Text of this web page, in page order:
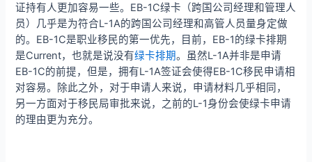
证持有人更加容易一些。EB-1C绿卡（跨国公司经理和管理人
员）几乎是为符合L-1A的跨国公司经理和高管人员量身定做
的。EB-1C是职业移民的第一优先，目前，EB-1的绿卡排期
是Current，也就是说没有绿卡排期。虽然L-1A并非是申请
EB-1C的前提，但是，拥有L-1A签证会使得EB-1C移民申请相
对容易。除此之外，对于申请人来说，申请材料几乎相同，
另一方面对于移民局审批来说，之前的L-1身份会使绿卡申请
的理由更为充分。